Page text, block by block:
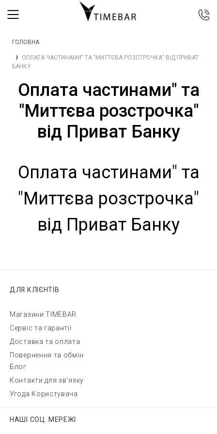
067 344 14 44 (viber)
Безкоштовно по Україні
ГОЛОВНА
ОПЛАТА ЧАСТИНАМИ" ТА "МИТТЄВА РОЗСТРОЧКА" ВІД ПРИВАТ
БАНКУ
Оплата частинами" та
"Миттєва розстрочка"
від Приват Банку
Оплата частинами" та
"Миттєва розстрочка"
від Приват Банку
ДЛЯ КЛІЄНТІВ
Магазини TIMEBAR
Сервіс та гарантії
Доставка та оплата
Повернення та обмін
Блог
Контакти для зв'язку
Угода Користувача
НАШІ СОЦ. МЕРЕЖІ